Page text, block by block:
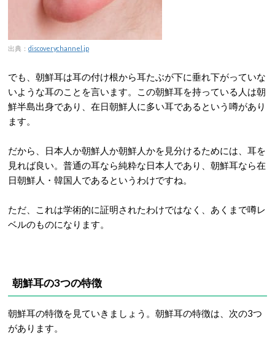
出典： discoverychannel.jp
でも、朝鮮耳は耳の付け根から耳たぶが下に垂れ下がっていな
いような耳のことを言います。この朝鮮耳を持っている人は朝
鮮半島出身であり、在日朝鮮人に多い耳であるという噂があり
ます。
だから、日本人か朝鮮人か朝鮮人かを見分けるためには、耳を
見れば良い。普通の耳なら純粋な日本人であり、朝鮮耳なら在
日朝鮮人・韓国人であるというわけですね。
ただ、これは学術的に証明されたわけではなく、あくまで噂レ
ベルのものになります。
朝鮮耳の3つの特徴
朝鮮耳の特徴を見ていきましょう。朝鮮耳の特徴は、次の3つ
があります。